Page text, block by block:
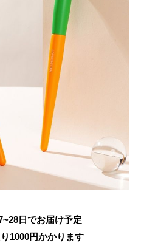
日でお届け予定
1000円かかります